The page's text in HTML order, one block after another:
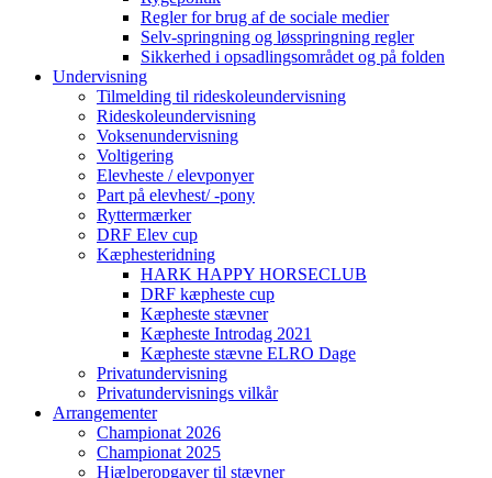
Regler for brug af de sociale medier
Selv-springning og løsspringning regler
Sikkerhed i opsadlingsområdet og på folden
Undervisning
Tilmelding til rideskoleundervisning
Rideskoleundervisning
Voksenundervisning
Voltigering
Elevheste / elevponyer
Part på elevhest/ -pony
Ryttermærker
DRF Elev cup
Kæphesteridning
HARK HAPPY HORSECLUB
DRF kæpheste cup
Kæpheste stævner
Kæpheste Introdag 2021
Kæpheste stævne ELRO Dage
Privatundervisning
Privatundervisnings vilkår
Arrangementer
Championat 2026
Championat 2025
Hjælperopgaver til stævner